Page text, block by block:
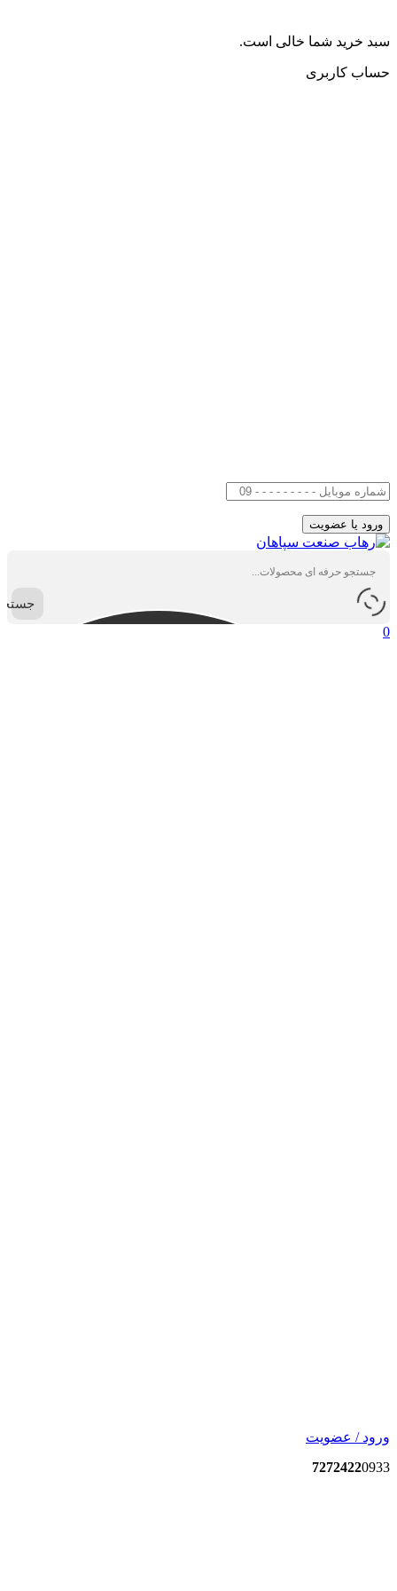
سبد خرید شما خالی است.
حساب کاربری
0
ورود / عضویت
72724220933